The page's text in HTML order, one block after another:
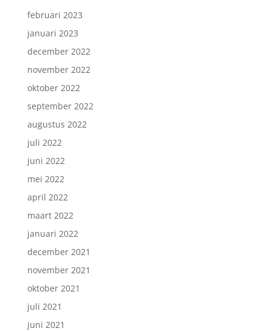
februari 2023
januari 2023
december 2022
november 2022
oktober 2022
september 2022
augustus 2022
juli 2022
juni 2022
mei 2022
april 2022
maart 2022
januari 2022
december 2021
november 2021
oktober 2021
juli 2021
juni 2021